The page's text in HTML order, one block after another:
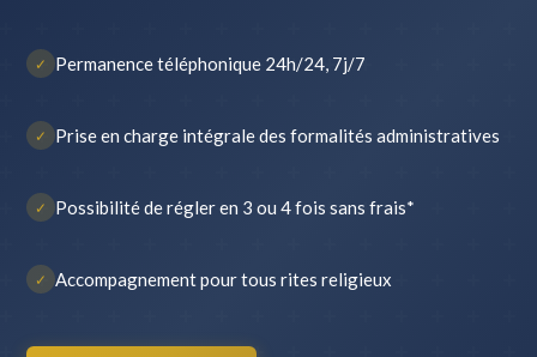
✓ Permanence téléphonique 24h/24, 7j/7
✓ Prise en charge intégrale des formalités administratives
✓ Possibilité de régler en 3 ou 4 fois sans frais*
✓ Accompagnement pour tous rites religieux